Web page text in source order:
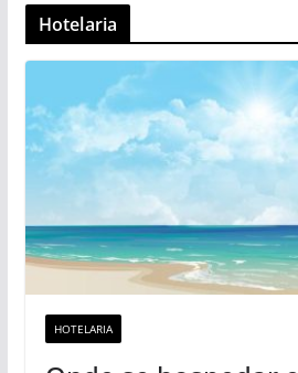
Hotelaria
HOTELARIA